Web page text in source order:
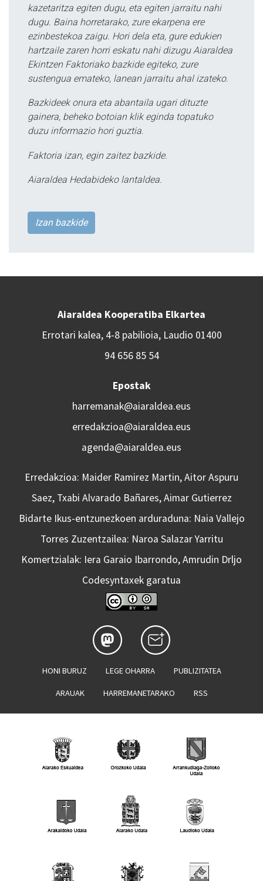
kazetaritza egiten dugu, eta egiten jarraitu nahi
dugu. Baina horretarako, zure ekarpena ere
ezinbestekoa zaigu. Hori dela eta, gure edukien
hartzaile zaren horri eskatu nahi dizugu Aiaraldea
Ekintzen Faktoriako bazkide egiteko, zure
sustengua emateko, lanean jarraitu ahal izateko.
Bazkideek onura eta abantaila ugari dituzte
gainera, beheko botoian klik eginda topatuko
duzu informazio hori guztia.
Faktoria izan, egin zaitez bazkide.
Aiaraldea Hedabideko lantaldea.
Izan bazkide
Aiaraldea Kooperatiba Elkartea
Errotari kalea, 4-8 pabilioia, Laudio 01400
94 656 85 54
Epostak
harremanak@aiaraldea.eus
erredakzioa@aiaraldea.eus
agenda@aiaraldea.eus
Erredakzioa: Maider Ramirez Martin, Aitor Aspuru
Saez, Txabi Alvarado Bañares, Aimar Gutierrez
Bidarte Ikus-entzunezkoen arduraduna: Naia Vallejo
Torres Zuzentzailea: Naroa Salazar Yarritu
Komertzialak: Iera Garaio Ibarrondo, Amrudin Drljo
Codesyntaxek garatua
HONI BURUZ LEGE OHARRA PUBLIZITATEA
ARAUAK HARREMANETARAKO RSS